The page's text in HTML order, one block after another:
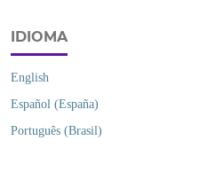
IDIOMA
English
Español (España)
Português (Brasil)